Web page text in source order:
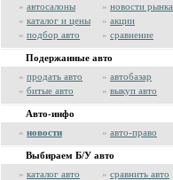
» автосалоны » новости рынка
» каталог и цены » акции
» подбор авто » сравнение
Подержанные авто
» продать авто » автобазар
» битые авто » выкуп авто
Авто-инфо
» новости » авто-право
Выбираем Б/У авто
» каталог авто » сравнить авто